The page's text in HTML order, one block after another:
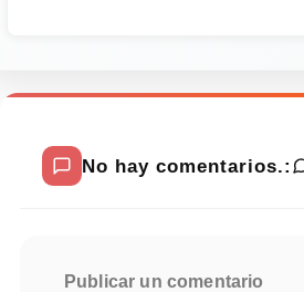
No hay comentarios.:
Publicar un comentario